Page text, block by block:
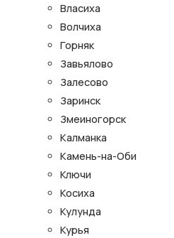
Власиха
Волчиха
Горняк
Завьялово
Залесово
Заринск
Змеиногорск
Калманка
Камень-на-Оби
Ключи
Косиха
Кулунда
Курья